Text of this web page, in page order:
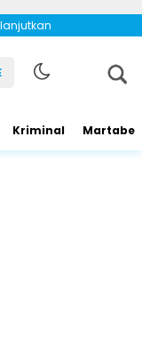
Kriminal Martabe